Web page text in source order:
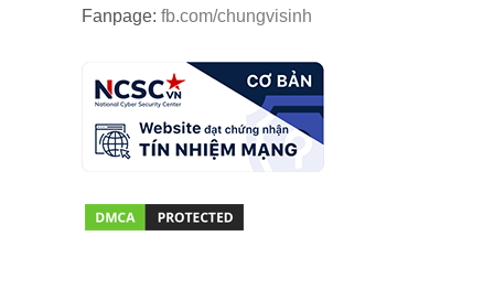
Fanpage: fb.com/chungvisinh